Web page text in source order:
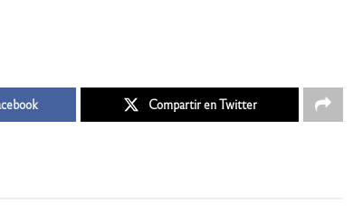
Compartir en Twitter